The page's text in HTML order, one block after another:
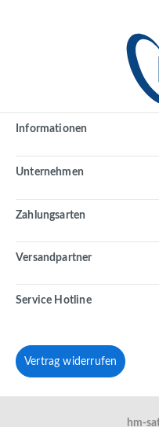
Informationen
Unternehmen
Zahlungsarten
Versandpartner
Service Hotline
Vertrag widerrufen
hm-